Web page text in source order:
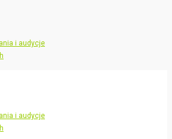
i audycje
i audycje